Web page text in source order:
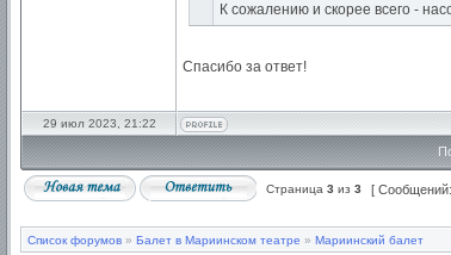
К сожалению и скорее всего -
Спасибо за ответ!
29 июл 2023, 21:22
Страница 3 из 3 [
Список форумов » Балет в Мариинском театре » Мариинский балет